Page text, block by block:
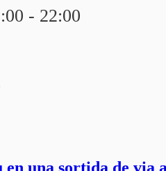
- 22:00